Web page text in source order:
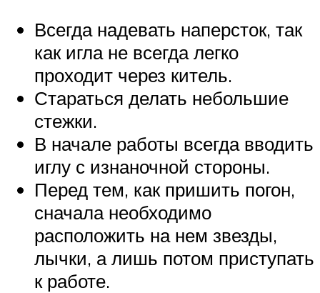
Всегда надевать наперсток, так
как игла не всегда легко
проходит через китель.
Стараться делать небольшие
стежки.
В начале работы всегда вводить
иглу с изнаночной стороны.
Перед тем, как пришить погон,
сначала необходимо
расположить на нем звезды,
лычки, а лишь потом приступать
к работе.